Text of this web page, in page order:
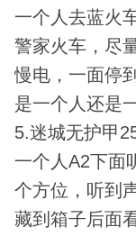
一个人去蓝火
警家火车，尽
慢电，一面停
是一个人还是
5.迷城无护甲
一个人A2下面
个方位，听到
藏到箱子后面